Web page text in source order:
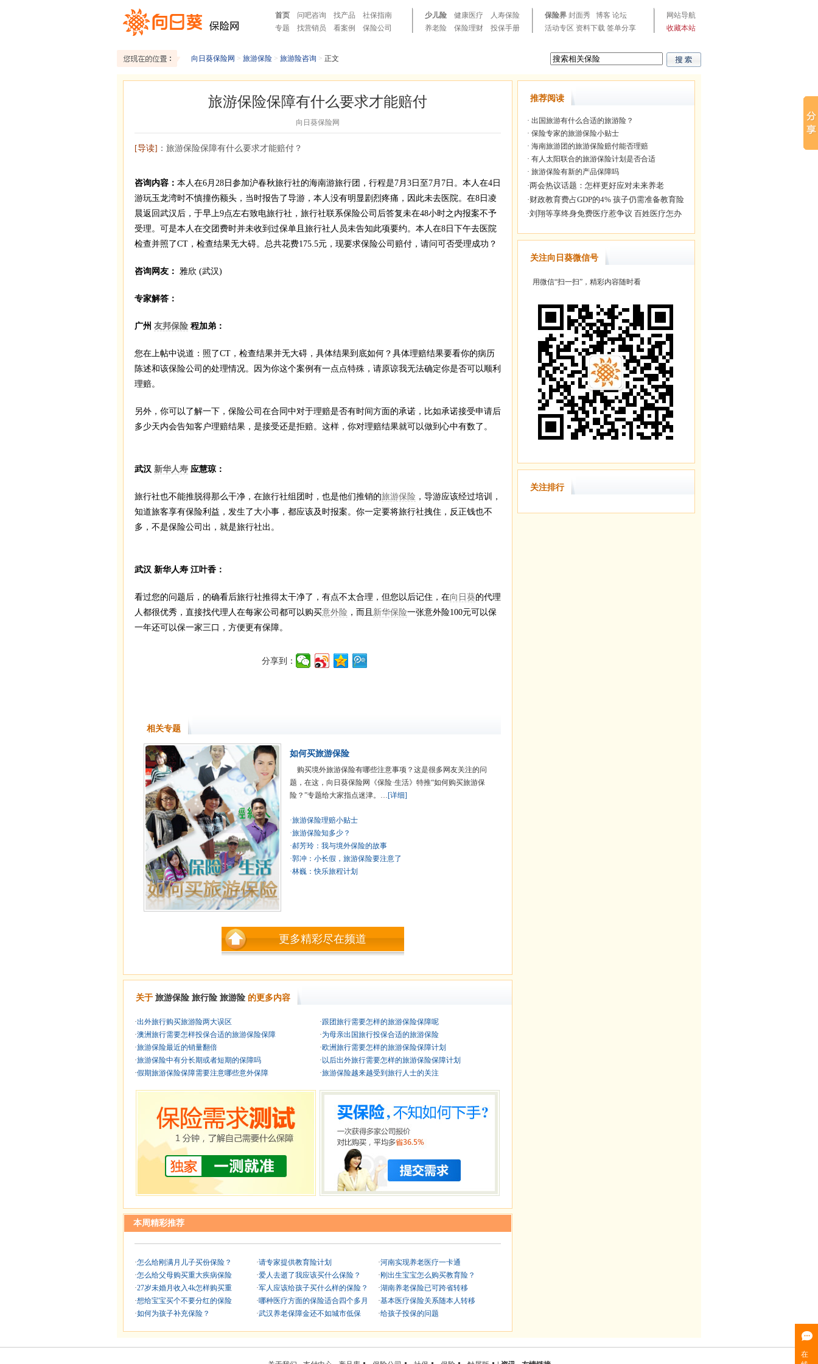
首页 问吧咨询 找产品
社保指南
专题
找营销员 看案例 保险公司
少儿险 健康医疗
人寿保险
养老险
保险理财 投保手册
保险界 封面秀 博客 论坛
活动专区 资料下载 签单分享
网站导航
收藏本站
向日葵保险网 > 旅游保险 > 旅游险咨询 > 正文
旅游保险保障有什么要求才能赔付
向日葵保险网
[导读] ：旅游保险保障有什么要求才能赔付？
咨询内容： 本人在6月28日参加沪春秋旅行社的海南游旅行团，行程是7月3日至7月7日。本人在4日
游玩玉龙湾时不慎撞伤额头，当时报告了导游，本人没有明显剧烈疼痛，因此未去医院。在8日凌
晨返回武汉后，于早上9点左右致电旅行社，旅行社联系保险公司后答复未在48小时之内报案不予
受理。可是本人在交团费时并未收到过保单且旅行社人员未告知此项要约。本人在8日下午去医院
检查并照了CT，检查结果无大碍。总共花费175.5元，现要求保险公司赔付，请问可否受理成功？
咨询网友： 雅欣 (武汉)
专家解答：
广州 友邦保险 程加弟：
您在上帖中说道：照了CT，检查结果并无大碍，具体结果到底如何？具体理赔结果要看你的病历
陈述和该保险公司的处理情况。因为你这个案例有一点点特殊，请原谅我无法确定你是否可以顺利
理赔。
另外，你可以了解一下，保险公司在合同中对于理赔是否有时间方面的承诺，比如承诺接受申请后
多少天内会告知客户理赔结果，是接受还是拒赔。这样，你对理赔结果就可以做到心中有数了。
武汉 新华人寿 应慧琼：
旅行社也不能推脱得那么干净，在旅行社组团时，也是他们推销的旅游保险 ，导游应该经过培训，
知道旅客享有保险利益，发生了大小事，都应该及时报案。你一定要将旅行社拽住，反正钱也不
多，不是保险公司出，就是旅行社出。
武汉 新华人寿 江叶香：
看过您的问题后，的确看后旅行社推得太干净了，有点不太合理，但您以后记住，在向日葵的代理
人都很优秀，直接找代理人在每家公司都可以购买意外险 ，而且 新华保险一张意外险100元可以保
一年还可以保一家三口，方便更有保障。
分享到：
相关专题
如何买旅游保险
购买境外旅游保险有哪些注意事项？这是很多网友关注的问
题，在这，向日葵保险网《保险·生活》特推“如何购买旅游保
险？”专题给大家指点迷津。…[详细]
·旅游保险理赔小贴士
·旅游保险知多少？
·郝芳玲：我与境外保险的故事
·郭冲：小长假，旅游保险要注意了
·林巍：快乐旅程计划
更多精彩尽在频道
关于 旅游保险 旅行险 旅游险 的更多内容
·出外旅行购买旅游险两大误区
·澳洲旅行需要怎样投保合适的旅游保险保障
·旅游保险最近的销量翻倍
·旅游保险中有分长期或者短期的保障吗
·假期旅游保险保障需要注意哪些意外保障
·跟团旅行需要怎样的旅游保险保障呢
·为母亲出国旅行投保合适的旅游保险
·欧洲旅行需要怎样的旅游保险保障计划
· 以后出外旅行需要怎样的旅游保险保障计划
·旅游保险越来越受到旅行人士的关注
本周精彩推荐
·怎么给刚满月儿子买份保险？
·怎么给父母购买重大疾病保险
·27岁未婚月收入4k怎样购买重
·想给宝宝买个不要分红的保险
·如何为孩子补充保险？
·请专家提供教育险计划
·爱人去逝了我应该买什么保险？
·军人应该给孩子买什么样的保险？
·哪种医疗方面的保险适合四个多月
·武汉养老保障金还不如城市低保
·河南实现养老医疗一卡通
·刚出生宝宝怎么购买教育险？
·湖南养老保险已可跨省转移
·基本医疗保险关系随本人转移
·给孩子投保的问题
推荐阅读
· 出国旅游有什么合适的旅游险？
· 保险专家的旅游保险小贴士
· 海南旅游团的旅游保险赔付能否理赔
· 有人太阳联合的旅游保险计划是否合适
· 旅游保险有新的产品保障吗
关注向日葵微信号
用微信“扫一扫”，精彩内容随时看
关注排行